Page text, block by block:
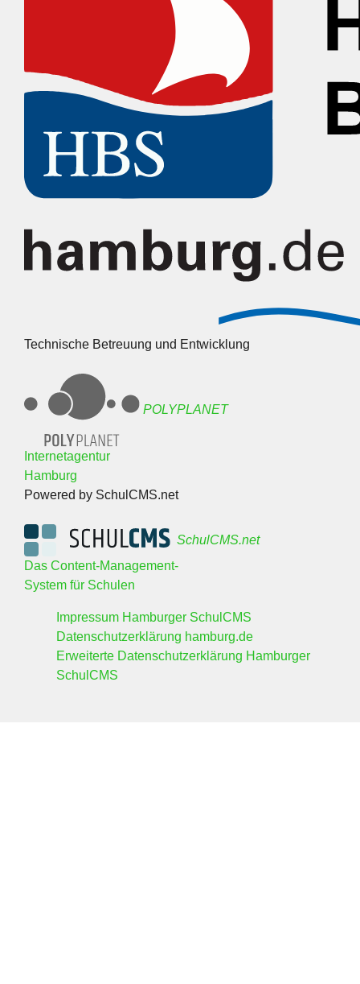
Technische Betreuung und Entwicklung
POLYPLANET
Internetagentur
Hamburg
Powered by SchulCMS.net
SchulCMS.net
Das Content-Management-
System für Schulen
Impressum Hamburger SchulCMS
Datenschutzerklärung hamburg.de
Erweiterte Datenschutzerklärung Hamburger
SchulCMS